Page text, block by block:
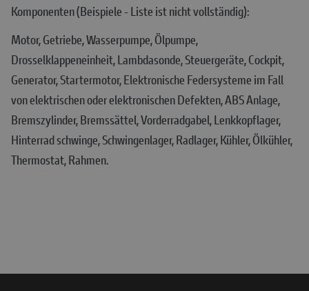
Komponenten (Beispiele - Liste ist nicht vollständig):
Motor, Getriebe, Wasserpumpe, Ölpumpe,
Drosselklappeneinheit, Lambdasonde, Steuergeräte, Cockpit,
Generator, Startermotor, Elektronische Federsysteme im Fall
von elektrischen oder elektronischen Defekten, ABS Anlage,
Bremszylinder, Bremssättel, Vorderradgabel, Lenkkopflager,
Hinterrad schwinge, Schwingenlager, Radlager, Kühler, Ölkühler,
Thermostat, Rahmen.